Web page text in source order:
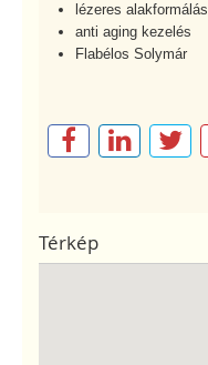
lézeres alakformálás
anti aging kezelés
Flabélos Solymár
Térkép